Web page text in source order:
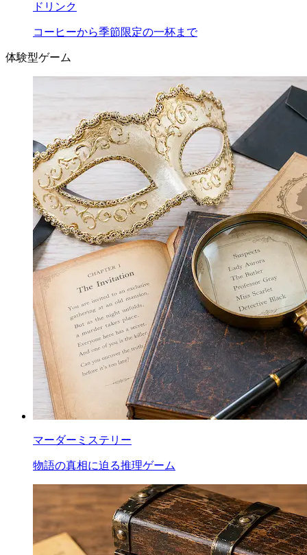
ドリンク
コーヒーから季節限定の一杯まで
体験型ゲーム
マーダーミステリー
物語の真相に迫る推理ゲーム